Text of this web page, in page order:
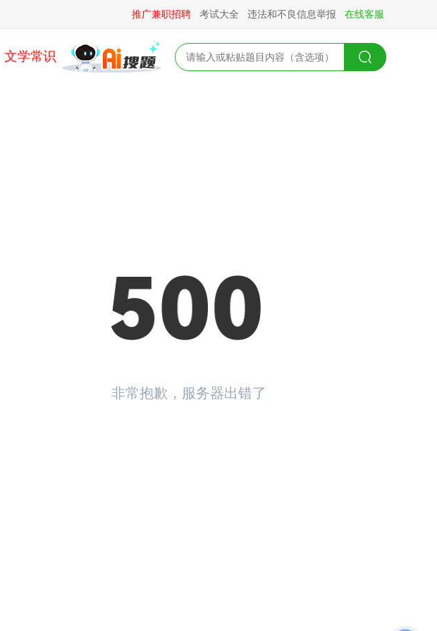
推广兼职招聘 考试大全 违法和不良信息举报 在线客服
文学常识
非常抱歉，服务器出错了